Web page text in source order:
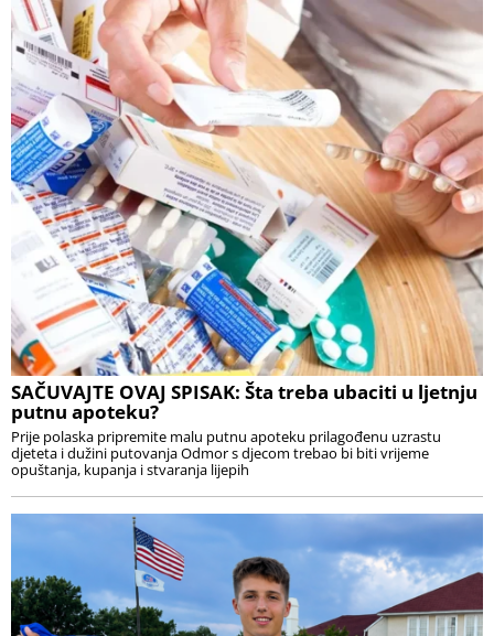
SAČUVAJTE OVAJ SPISAK: Šta treba ubaciti u ljetnju
putnu apoteku?
Prije polaska pripremite malu putnu apoteku prilagođenu uzrastu
djeteta i dužini putovanja Odmor s djecom trebao bi biti vrijeme
opuštanja, kupanja i stvaranja lijepih